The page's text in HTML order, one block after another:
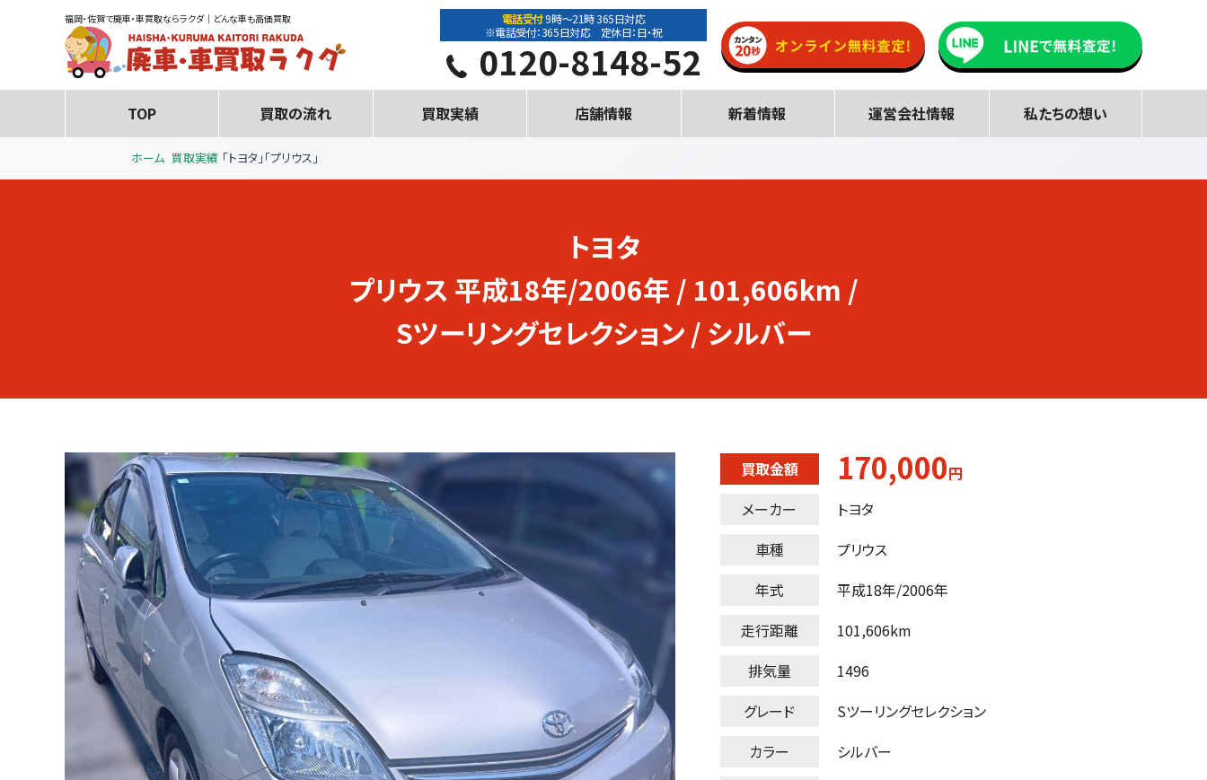
福岡・佐賀で廃車・車買取ならラクダ｜どんな車も高価買取 電話受付9時～21時 365日対応
※電話受付：365日対応 定休日：日・祝
0120-8148-52
TOP 買取の流れ 買取実績 店舗情報 新着情報 運営会社情報 私たちの想い
ホーム 買取実績 「トヨタ」「プリウス」
トヨタ
プリウス 平成18年/2006年 / 101,606km /
Sツーリングセレクション / シルバー
買取金額 170,000円
メーカー
トヨタ
車種
プリウス
年式
平成18年/2006年
走行距離
101,606km
排気量
1496
グレード
Sツーリングセレクション
カラー
シルバー